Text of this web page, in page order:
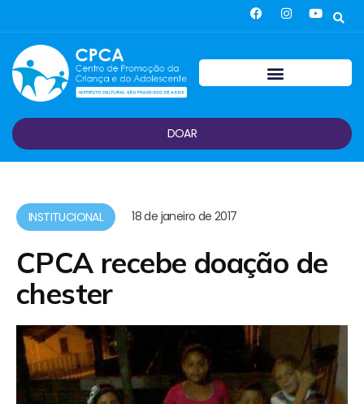
DOAR
INSTITUCIONAL 18 de janeiro de 2017
CPCA recebe doação de
chester